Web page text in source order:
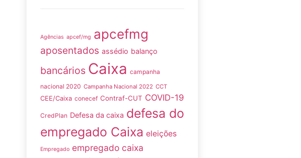
Agências apcef/mg apcefmg
aposentados assédio balanço
bancários Caixa campanha
nacional 2020 Campanha Nacional 2022 CCT
CEE/Caixa conecef Contraf-CUT COVID-19
CredPlan Defesa da caixa defesa do
empregado Caixa eleições
Empregado empregado caixa